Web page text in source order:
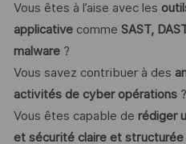
Vous êtes à l’aise avec les
applicativecomme SAST,
malware?
Vous savez contribuer à des
activités de cyber opérations?
Vous êtes capable de rédiger
et sécurité claire et structurée